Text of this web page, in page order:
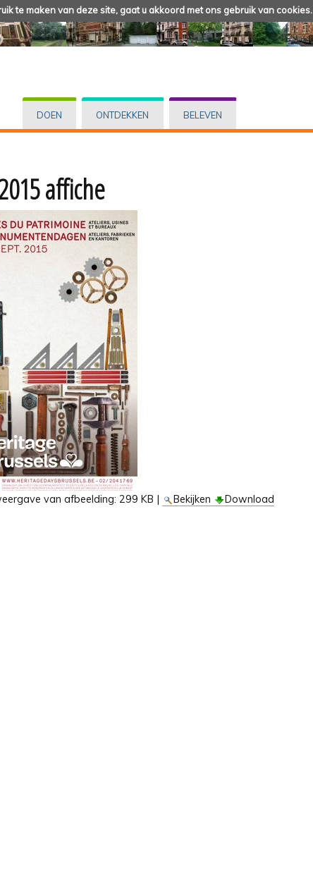
te maken van deze site, gaat u akkoord met ons gebruik van cookies.
DOEN ONTDEKKEN BELEVEN
affiche
van afbeelding: 299 KB | Bekijken Download